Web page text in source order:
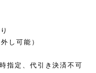
し可能）
指定、代引き決済不可